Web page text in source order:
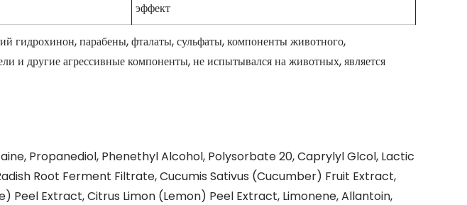
эффект
парабены, фталаты, сульфаты, компоненты животного,
и другие агрессивные компоненты, не испытывался на животных, является
Propanediol, Phenethyl Alcohol, Polysorbate 20, Caprylyl Glcol, Lactic
Root Ferment Filtrate, Cucumis Sativus (Cucumber) Fruit Extract,
Extract, Citrus Limon (Lemon) Peel Extract, Limonene, Allantoin,